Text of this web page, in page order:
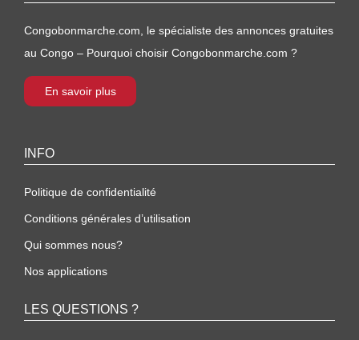
Congobonmarche.com, le spécialiste des annonces gratuites
au Congo – Pourquoi choisir Congobonmarche.com ?
En savoir plus
INFO
Politique de confidentialité
Conditions générales d’utilisation
Qui sommes nous?
Nos applications
LES QUESTIONS ?